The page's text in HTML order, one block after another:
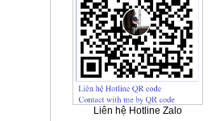
Liên hệ Hotline Zalo